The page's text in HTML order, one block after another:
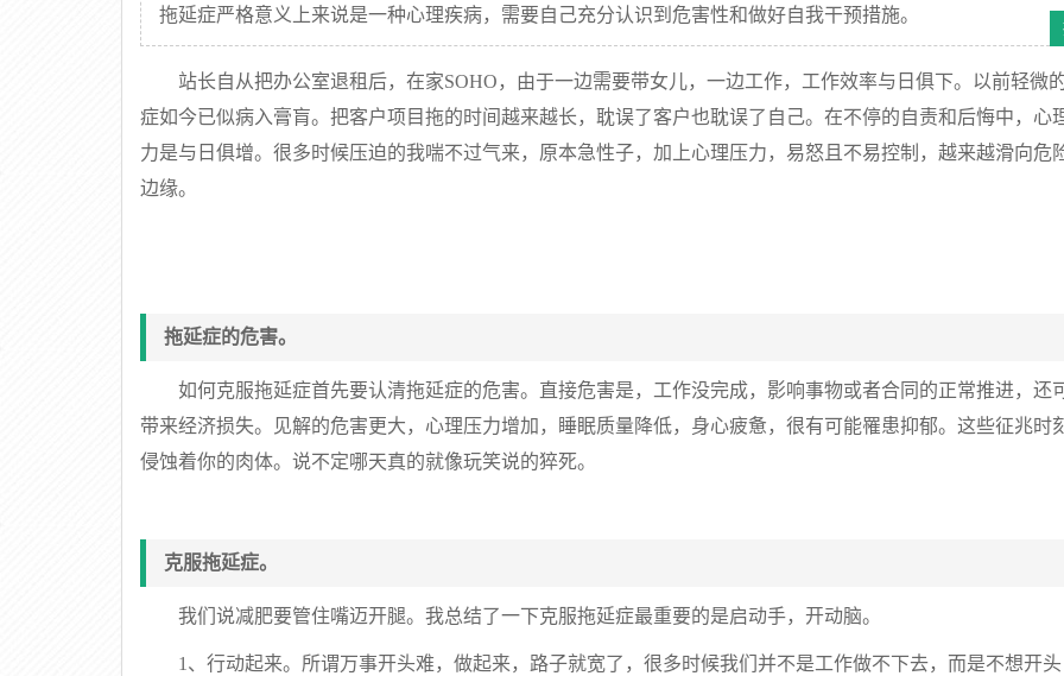
拖延症严格意义上来说是一种心理疾病，需要自己充分认识到危害性和做好自我干预措施。
站长自从把办公室退租后，在家SOHO，由于一边需要带女儿，一边工作，工作效率与日俱下。以前轻微
症如今已似病入膏肓。把客户项目拖的时间越来越长，耽误了客户也耽误了自己。在不停的自责和后悔中，心
力是与日俱增。很多时候压迫的我喘不过气来，原本急性子，加上心理压力，易怒且不易控制，越来越滑向危
边缘。
拖延症的危害。
如何克服拖延症首先要认清拖延症的危害。直接危害是，工作没完成，影响事物或者合同的正常推进，还
带来经济损失。见解的危害更大，心理压力增加，睡眠质量降低，身心疲惫，很有可能罹患抑郁。这些征兆时
侵蚀着你的肉体。说不定哪天真的就像玩笑说的猝死。
克服拖延症。
我们说减肥要管住嘴迈开腿。我总结了一下克服拖延症最重要的是启动手，开动脑。
1、行动起来。所谓万事开头难，做起来，路子就宽了，很多时候我们并不是工作做不下去，而是不想开